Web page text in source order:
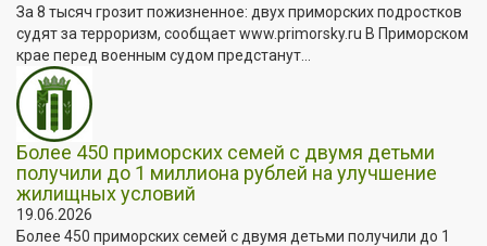
За 8 тысяч грозит пожизненное: двух приморских подростков
судят за терроризм, сообщает www.primorsky.ru В Приморском
крае перед военным судом предстанут...
Более 450 приморских семей с двумя детьми
получили до 1 миллиона рублей на улучшение
жилищных условий
19.06.2026
Более 450 приморских семей с двумя детьми получили до 1